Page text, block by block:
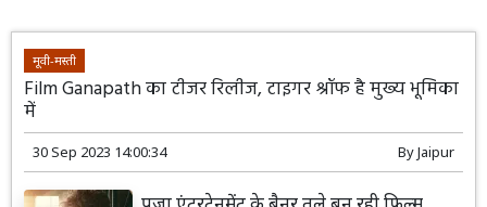
मूवी-मस्ती
Film Ganapath का टीजर रिलीज, टाइगर श्रॉफ है मुख्य भूमिका
में
30 Sep 2023 14:00:34 ByJaipur